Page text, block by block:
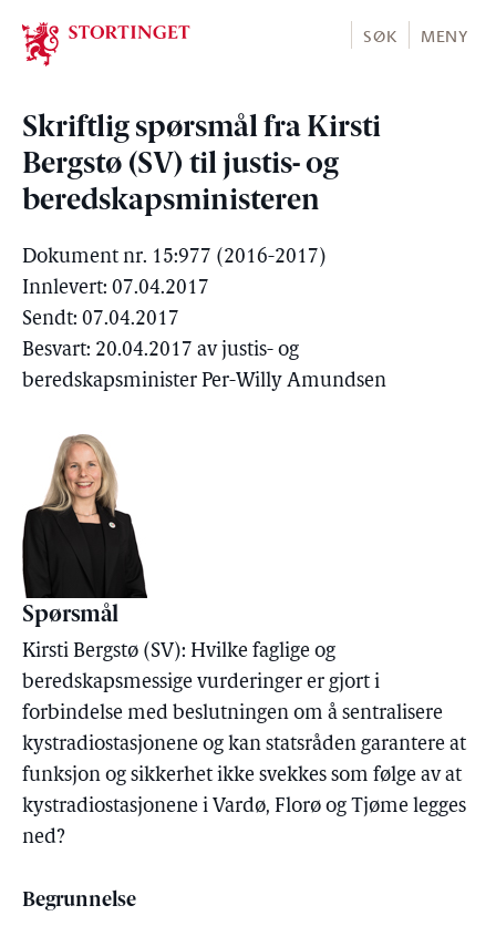
Stortinget.no
SØK MENY
Skriftlig spørsmål fra Kirsti
Bergstø (SV) til justis- og
beredskapsministeren
Dokument nr. 15:977 (2016-2017)
Innlevert: 07.04.2017
Sendt: 07.04.2017
Besvart: 20.04.2017 av justis- og
beredskapsminister Per-Willy Amundsen
Spørsmål
Kirsti Bergstø (SV): Hvilke faglige og
beredskapsmessige vurderinger er gjort i
forbindelse med beslutningen om å sentralisere
kystradiostasjonene og kan statsråden garantere at
funksjon og sikkerhet ikke svekkes som følge av at
kystradiostasjonene i Vardø, Florø og Tjøme legges
ned?
Begrunnelse